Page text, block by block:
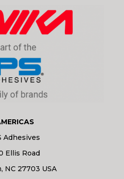
Adhesives
Ellis Road
NC 27703 USA